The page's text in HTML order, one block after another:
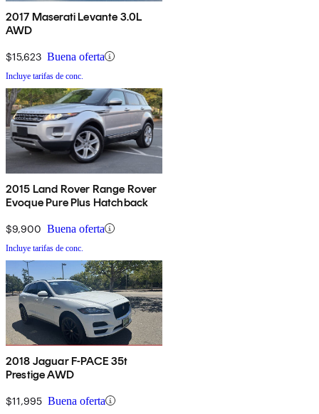
2017 Maserati Levante 3.0L
AWD
$15,623 Buena oferta
Incluye tarifas de conc.
2015 Land Rover Range Rover
Evoque Pure Plus Hatchback
$9,900 Buena oferta
Incluye tarifas de conc.
2018 Jaguar F-PACE 35t
Prestige AWD
$11,995 Buena oferta